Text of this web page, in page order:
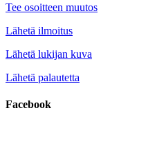
Tee osoitteen muutos
Lähetä ilmoitus
Lähetä lukijan kuva
Lähetä palautetta
Facebook